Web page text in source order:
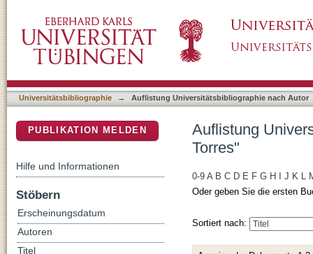
Universitätsbibliographie → Auflistung Universitätsbibliographie nach Autor
Auflistung
Torres"
0-9 A B C D E F G H J K L
Oder geben Sie die ersten
Sortiert nach:
PUBLIKATION MELDEN
Hilfe und Informationen
Stöbern
Erscheinungsdatum
Autoren
Titel